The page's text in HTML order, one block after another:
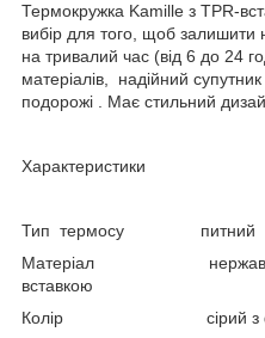
Термокружка Kamille з TPR-
вибір для того, щоб залишити
на тривалий час (від 6 до 24
матеріалів, надійний
подорожі . Має стильний
Характеристики
Тип термосу питний
Матеріал нержавіюча
вставкою
Колір сірий з